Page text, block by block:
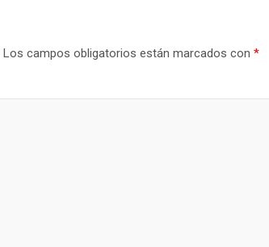
Los campos obligatorios están marcados con *